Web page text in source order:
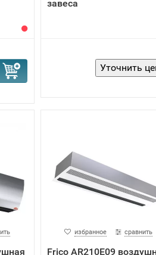
завеса
избранное сравнить
Frico AR210E09